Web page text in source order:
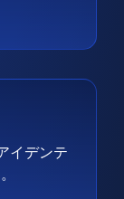
イデンテ